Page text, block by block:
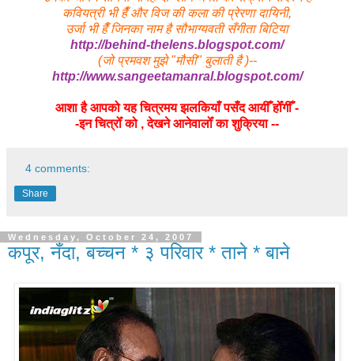
कवियत्री भी हैँ और विज की कला की प्रेरणा दायिनी,
उर्जा भी हैँ जिनका नाम है सौभाग्यवती सँगीता बिटिया
http://behind-thelens.blogspot.com/
(जो प्रमवश मुझे "मौसी" बुलाती है )--
http://www.sangeetamanral.blogspot.com/
आशा है आपको यह चित्रमय झलकियाँ पसँद आयीँ होँगीँ -
-इन चित्रोँ को , देखने आनेवालोँ का शुक्रिया --
4 comments:
Share
Wednesday, October 24, 2007
कपूर, नँदा, बच्चन * ३ परिवार * ताने * बाने